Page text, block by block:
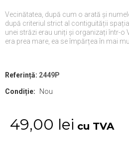
Vecinătatea, după cum o arată și
după criteriul strict al contiguității
unei străzi erau uniți și organizați într-o
era prea mare, ea se împărțea în mai
Referință: 2449P
Condiție: Nou
49,00 lei cu TVA